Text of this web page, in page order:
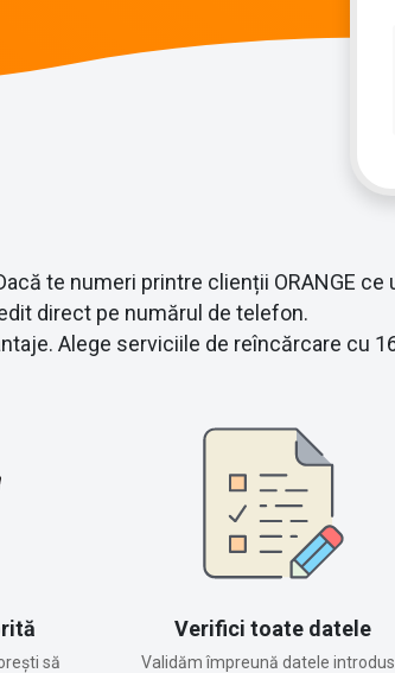
te numeri printre clienții ORANGE
direct pe numărul de telefon.
Alege serviciile de reîncărcare cu
să
Verifici toate datele
Validăm împreună datele